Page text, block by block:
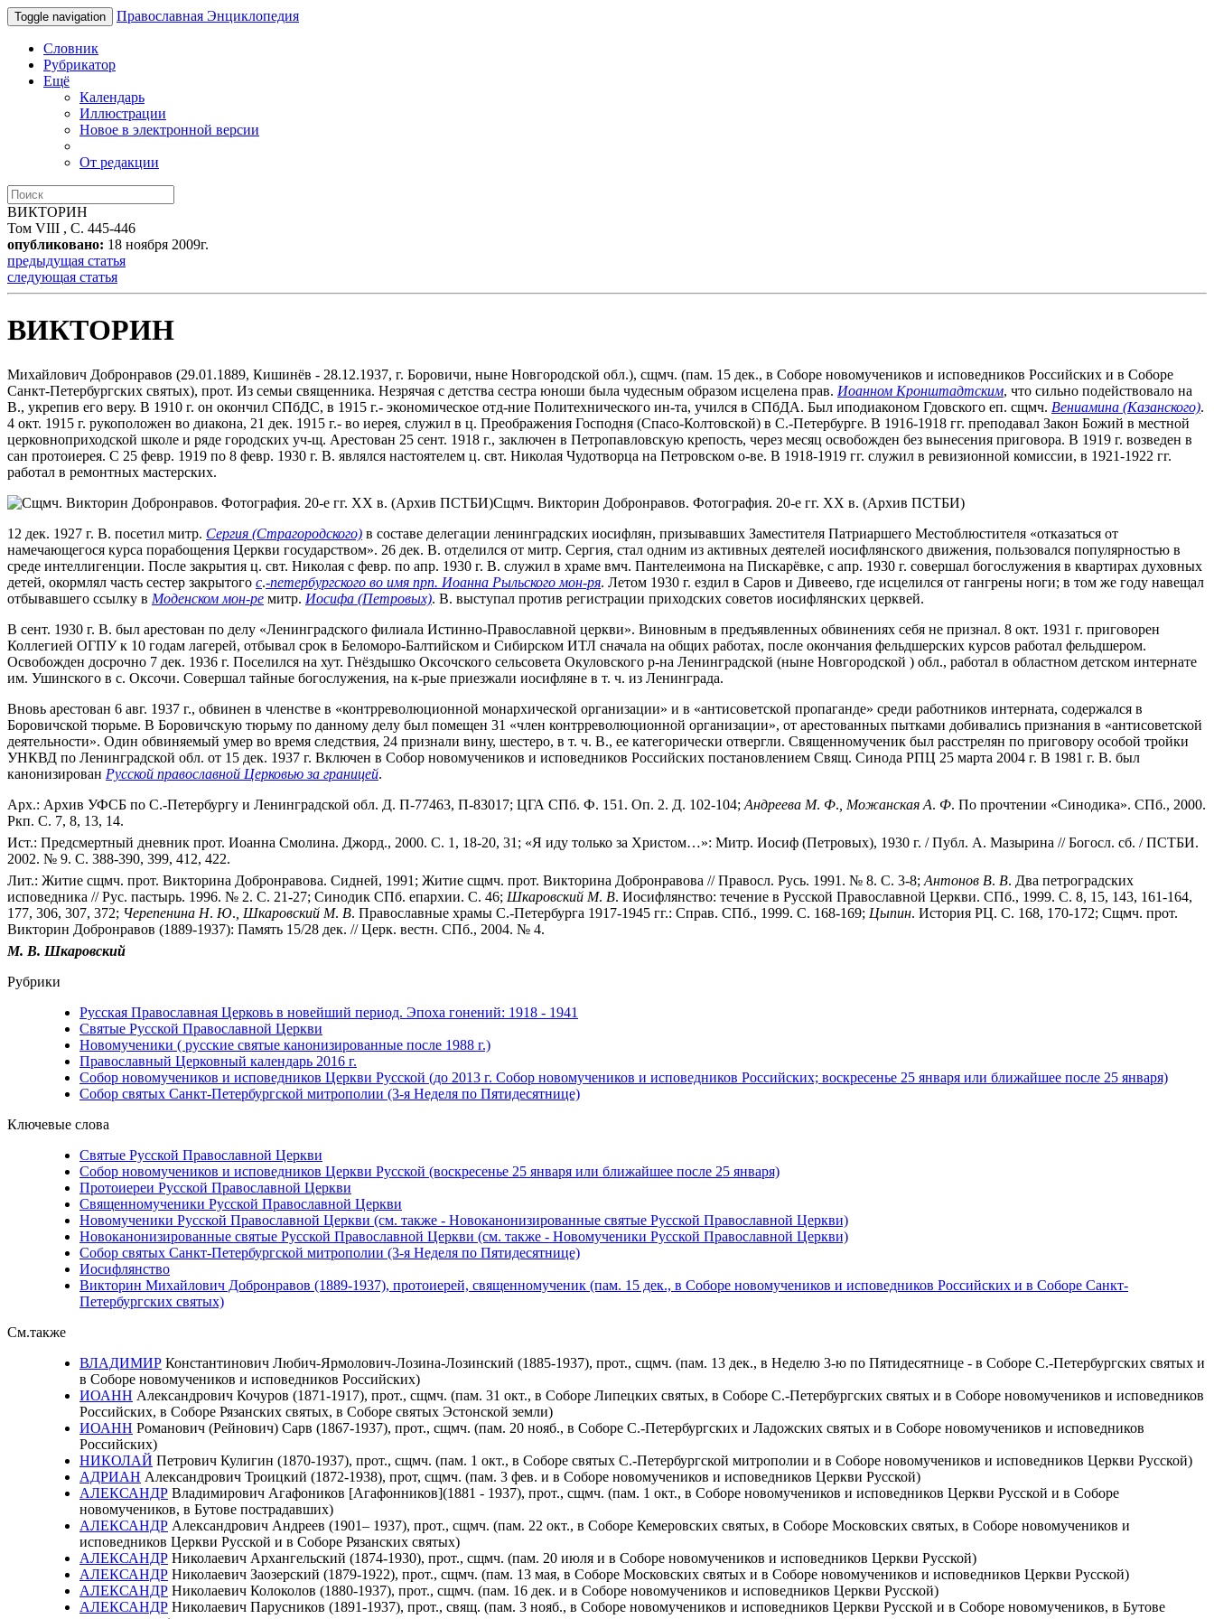
Toggle navigation Православная Энциклопедия
Словник
Рубрикатор
Ещё
Календарь
Иллюстрации
Новое в электронной версии
От редакции
ВИКТОРИН
Том VIII , С. 445-446
опубликовано: 18 ноября 2009г.
предыдущая статья
следующая статья
ВИКТОРИН
Михайлович Добронравов (29.01.1889, Кишинёв - 28.12.1937, г. Боровичи, ныне Новгородской обл.), сщмч. (пам. 15 дек., в Соборе новомучеников и исповедников Российских и в Соборе
Санкт-Петербургских святых), прот. Из семьи священника. Незрячая с детства сестра юноши была чудесным образом исцелена прав. Иоанном Кронштадтским, что сильно подействовало на
В., укрепив его веру. В 1910 г. он окончил СПбДС, в 1915 г.- экономическое отд-ние Политехнического ин-та, учился в СПбДА. Был иподиаконом Гдовского еп. сщмч. Вениамина (Казанского).
4 окт. 1915 г. рукоположен во диакона, 21 дек. 1915 г.- во иерея, служил в ц. Преображения Господня (Спасо-Колтовской) в С.-Петербурге. В 1916-1918 гг. преподавал Закон Божий в местной
церковноприходской школе и ряде городских уч-щ. Арестован 25 сент. 1918 г., заключен в Петропавловскую крепость, через месяц освобожден без вынесения приговора. В 1919 г. возведен в
сан протоиерея. С 25 февр. 1919 по 8 февр. 1930 г. В. являлся настоятелем ц. свт. Николая Чудотворца на Петровском о-ве. В 1918-1919 гг. служил в ревизионной комиссии, в 1921-1922 гг.
работал в ремонтных мастерских.
Сщмч. Викторин Добронравов. Фотография. 20-е гг. XX в. (Архив ПСТБИ)
12 дек. 1927 г. В. посетил митр. Сергия (Страгородского) в составе делегации ленинградских иосифлян, призывавших Заместителя Патриаршего Местоблюстителя «отказаться от
намечающегося курса порабощения Церкви государством». 26 дек. В. отделился от митр. Сергия, стал одним из активных деятелей иосифлянского движения, пользовался популярностью в
среде интеллигенции. После закрытия ц. свт. Николая с февр. по апр. 1930 г. В. служил в храме вмч. Пантелеимона на Пискарёвке, с апр. 1930 г. совершал богослужения в квартирах духовных
детей, окормлял часть сестер закрытого с.-петербургского во имя прп. Иоанна Рыльского мон-ря. Летом 1930 г. ездил в Саров и Дивеево, где исцелился от гангрены ноги; в том же году навещал
отбывавшего ссылку в Моденском мон-ре митр. Иосифа (Петровых). В. выступал против регистрации приходских советов иосифлянских церквей.
В сент. 1930 г. В. был арестован по делу «Ленинградского филиала Истинно-Православной церкви». Виновным в предъявленных обвинениях себя не признал. 8 окт. 1931 г. приговорен
Коллегией ОГПУ к 10 годам лагерей, отбывал срок в Беломоро-Балтийском и Сибирском ИТЛ сначала на общих работах, после окончания фельдшерских курсов работал фельдшером.
Освобожден досрочно 7 дек. 1936 г. Поселился на хут. Гнёздышко Оксочского сельсовета Окуловского р-на Ленинградской (ныне Новгородской ) обл., работал в областном детском интернате
им. Ушинского в с. Оксочи. Совершал тайные богослужения, на к-рые приезжали иосифляне в т. ч. из Ленинграда.
Вновь арестован 6 авг. 1937 г., обвинен в членстве в «контрреволюционной монархической организации» и в «антисоветской пропаганде» среди работников интерната, содержался в
Боровичской тюрьме. В Боровичскую тюрьму по данному делу был помещен 31 «член контрреволюционной организации», от арестованных пытками добивались признания в «антисоветской
деятельности». Один обвиняемый умер во время следствия, 24 признали вину, шестеро, в т. ч. В., ее категорически отвергли. Священномученик был расстрелян по приговору особой тройки
УНКВД по Ленинградской обл. от 15 дек. 1937 г. Включен в Собор новомучеников и исповедников Российских постановлением Свящ. Синода РПЦ 25 марта 2004 г. В 1981 г. В. был
канонизирован Русской православной Церковью за границей.
Арх.: Архив УФСБ по С.-Петербургу и Ленинградской обл. Д. П-77463, П-83017; ЦГА СПб. Ф. 151. Оп. 2. Д. 102-104; Андреева М. Ф. Можанская А. Ф. По прочтении «Синодика». СПб., 2000.
Ркп. С. 7, 8, 13, 14.
Ист.: Предсмертный дневник прот. Иоанна Смолина. Джорд., 2000. С. 1, 18-20, 31; «Я иду только за Христом…»: Митр. Иосиф (Петровых), 1930 г. / Публ. А. Мазырина // Богосл. сб. / ПСТБИ.
2002. № 9. С. 388-390, 399, 412, 422.
Лит.: Житие сщмч. прот. Викторина Добронравова. Сидней, 1991; Житие сщмч. прот. Викторина Добронравова // Правосл. Русь. 1991. № 8. С. 3-8; Антонов В. В. Два петроградских
исповедника // Рус. пастырь. 1996. № 2. С. 21-27; Синодик СПб. епархии. С. 46; Шкаровский М. В. Иосифлянство: течение в Русской Православной Церкви. СПб., 1999. С. 8, 15, 143, 161-164,
177, 306, 307, 372; Черепенина Н. Ю. Шкаровский М. В. Православные храмы С.-Петербурга 1917-1945 гг.: Справ. СПб., 1999. С. 168-169; Цыпин. История РЦ. С. 168, 170-172; Сщмч. прот.
Викторин Добронравов (1889-1937): Память 15/28 дек. // Церк. вестн. СПб., 2004. № 4.
М. В. Шкаровский
Рубрики
Русская Православная Церковь в новейший период. Эпоха гонений: 1918 - 1941
Святые Русской Православной Церкви
Новомученики ( русские святые канонизированные после 1988 г.)
Православный Церковный календарь 2016 г.
Собор новомучеников и исповедников Церкви Русской (до 2013 г. Собор новомучеников и исповедников Российских; воскресенье 25 января или ближайшее после 25 января)
Собор святых Санкт-Петербургской митрополии (3-я Неделя по Пятидесятнице)
Ключевые слова
Святые Русской Православной Церкви
Собор новомучеников и исповедников Церкви Русской (воскресенье 25 января или ближайшее после 25 января)
Протоиереи Русской Православной Церкви
Священномученики Русской Православной Церкви
Новомученики Русской Православной Церкви (см. также - Новоканонизированные святые Русской Православной Церкви)
Новоканонизированные святые Русской Православной Церкви (см. также - Новомученики Русской Православной Церкви)
Собор святых Санкт-Петербургской митрополии (3-я Неделя по Пятидесятнице)
Иосифлянство
Викторин Михайлович Добронравов (1889-1937), протоиерей, священномученик (пам. 15 дек., в Соборе новомучеников и исповедников Российских и в Соборе Санкт-
Петербургских святых)
См.также
ВЛАДИМИР Константинович Любич-Ярмолович-Лозина-Лозинский (1885-1937), прот., сщмч. (пам. 13 дек., в Неделю 3-ю по Пятидесятнице - в Соборе С.-Петербургских святых и
в Соборе новомучеников и исповедников Российских)
ИОАНН Александрович Кочуров (1871-1917), прот., сщмч. (пам. 31 окт., в Соборе Липецких святых, в Соборе С.-Петербургских святых и в Соборе новомучеников и исповедников
Российских, в Соборе Рязанских святых, в Соборе святых Эстонской земли)
ИОАНН Романович (Рейнович) Сарв (1867-1937), прот., сщмч. (пам. 20 нояб., в Соборе С.-Петербургских и Ладожских святых и в Соборе новомучеников и исповедников
Российских)
НИКОЛАЙ Петрович Кулигин (1870-1937), прот., сщмч. (пам. 1 окт., в Соборе святых С.-Петербургской митрополии и в Соборе новомучеников и исповедников Церкви Русской)
АДРИАН Александрович Троицкий (1872-1938), прот, сщмч. (пам. 3 фев. и в Соборе новомучеников и исповедников Церкви Русской)
АЛЕКСАНДР Владимирович Агафоников [Агафонников](1881 - 1937), прот., сщмч. (пам. 1 окт., в Соборе новомучеников и исповедников Церкви Русской и в Соборе
новомучеников, в Бутове пострадавших)
АЛЕКСАНДР Александрович Андреев (1901– 1937), прот., сщмч. (пам. 22 окт., в Соборе Кемеровских святых, в Соборе Московских святых, в Соборе новомучеников и
исповедников Церкви Русской и в Соборе Рязанских святых)
АЛЕКСАНДР Николаевич Архангельский (1874-1930), прот., сщмч. (пам. 20 июля и в Соборе новомучеников и исповедников Церкви Русской)
АЛЕКСАНДР Николаевич Заозерский (1879-1922), прот., сщмч. (пам. 13 мая, в Соборе Московских святых и в Соборе новомучеников и исповедников Церкви Русской)
АЛЕКСАНДР Николаевич Колоколов (1880-1937), прот., сщмч. (пам. 16 дек. и в Соборе новомучеников и исповедников Церкви Русской)
АЛЕКСАНДР Николаевич Парусников (1891-1937), прот., свящ. (пам. 3 нояб., в Соборе новомучеников и исповедников Церкви Русской и в Соборе новомучеников, в Бутове